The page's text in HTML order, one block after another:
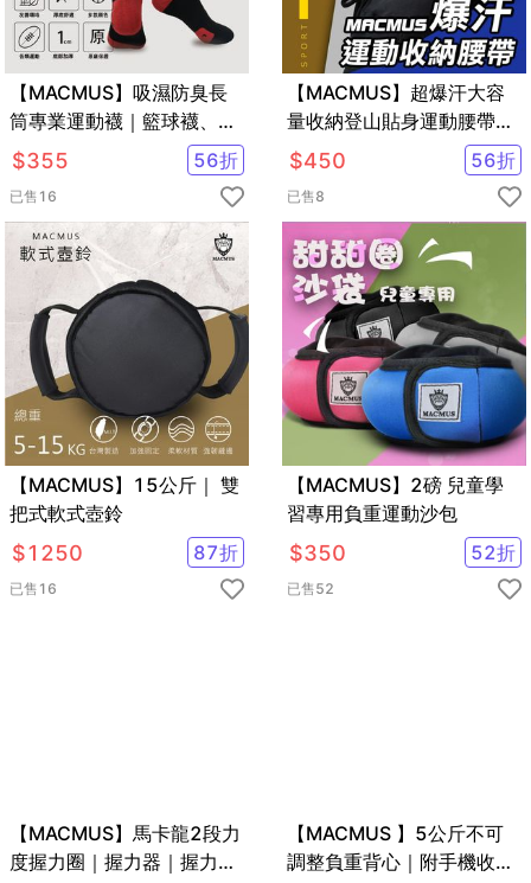
【MACMUS】吸濕防臭長
筒專業運動襪｜籃球襪、網
球襪、各類運動適合｜加厚
毛巾底運動長襪｜四色可選
$355 56折
已售 16
【MACMUS】超爆汗大容
量收納登山貼身運動腰帶｜
深海藍
$450 56折
已售8
【MACMUS】15公斤｜ 雙
把式軟式壺鈴
$1250 87折
已售 16
【MACMUS】2磅 兒童學
習專用負重運動沙包
$350 52折
已售52
【MACMUS】馬卡龍2段力
度握力圈｜握力器｜握力訓
【MACMUS 】5公斤不可
調整負重背心｜附手機收納